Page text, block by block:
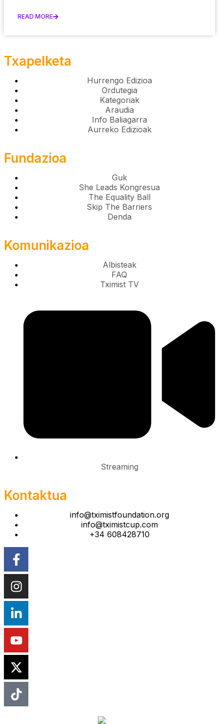
READ MORE
Txapelketa
Hurrengo Edizioa
Ordutegia
Kategoriak
Araudia
Info Baliagarra
Aurreko Edizioak
Fundazioa
Guk
She Leads Kongresua
The Equality Ball
Skip The Barriers
Denda
Komunikazioa
Albisteak
FAQ
Tximist TV
Streaming
Kontaktua
info@tximistfoundation.org
info@tximistcup.com
+34 608428710